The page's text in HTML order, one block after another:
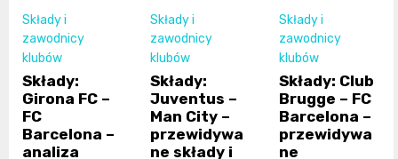
Składy i
zawodnicy
klubów
Składy:
Girona FC –
FC
Barcelona –
analiza
Składy i
zawodnicy
klubów
Składy:
Juventus –
Man City –
przewidywa
ne składy i
Składy i
zawodnicy
klubów
Składy: Club
Brugge – FC
Barcelona –
przewidywa
ne